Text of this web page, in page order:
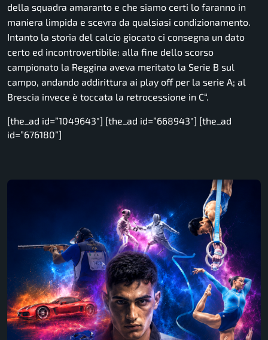
della squadra amaranto e che siamo certi lo faranno in
maniera limpida e scevra da qualsiasi condizionamento.
Intanto la storia del calcio giocato ci consegna un dato
certo ed incontrovertibile: alla fine dello scorso
campionato la Reggina aveva meritato la Serie B sul
campo, andando addirittura ai play off per la serie A; al
Brescia invece è toccata la retrocessione in C“.
[the_ad id=”1049643″] [the_ad id=”668943″] [the_ad
id=”676180”]